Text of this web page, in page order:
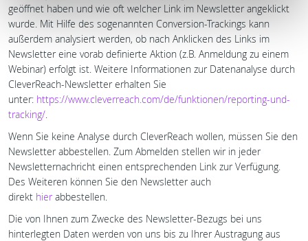
geöffnet haben und wie oft welcher Link im Newsletter angeklickt
wurde. Mit Hilfe des sogenannten Conversion-Trackings kann
außerdem analysiert werden, ob nach Anklicken des Links im
Newsletter eine vorab definierte Aktion (z.B. Anmeldung zu einem
Webinar) erfolgt ist. Weitere Informationen zur Datenanalyse durch
CleverReach-Newsletter erhalten Sie
unter: https://www.cleverreach.com/de/funktionen/reporting-und-
tracking/.
Wenn Sie keine Analyse durch CleverReach wollen, müssen Sie den
Newsletter abbestellen. Zum Abmelden stellen wir in jeder
Newsletternachricht einen entsprechenden Link zur Verfügung.
Des Weiteren können Sie den Newsletter auch
direkt hier abbestellen.
Die von Ihnen zum Zwecke des Newsletter-Bezugs bei uns
hinterlegten Daten werden von uns bis zu Ihrer Austragung aus